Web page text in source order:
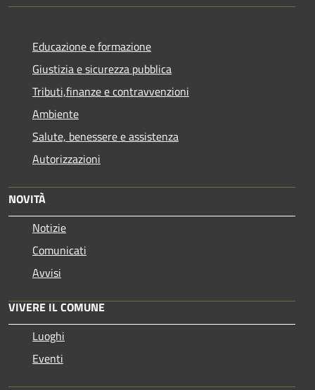
Educazione e formazione
Giustizia e sicurezza pubblica
Tributi,finanze e contravvenzioni
Ambiente
Salute, benessere e assistenza
Autorizzazioni
NOVITÀ
Notizie
Comunicati
Avvisi
VIVERE IL COMUNE
Luoghi
Eventi